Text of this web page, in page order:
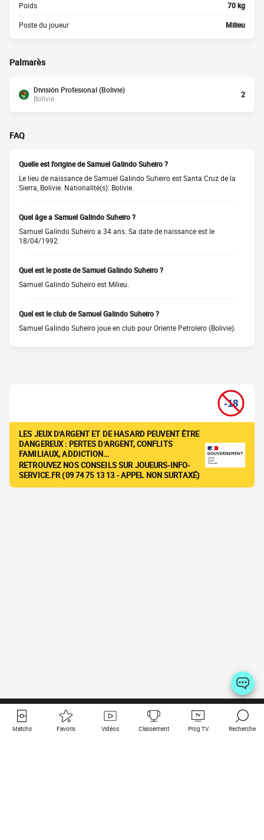
Poids 70 kg
Poste du joueur Milieu
Palmarès
División Profesional (Bolivie)
Bolivie
2
FAQ
Quelle est l'origine de Samuel Galindo Suheiro ?
Le lieu de naissance de Samuel Galindo Suheiro est Santa Cruz de la
Sierra, Bolivie. Nationalité(s): Bolivie.
Quel âge a Samuel Galindo Suheiro ?
Samuel Galindo Suheiro a 34 ans. Sa date de naissance est le
18/04/1992.
Quel est le poste de Samuel Galindo Suheiro ?
Samuel Galindo Suheiro est Milieu.
Quel est le club de Samuel Galindo Suheiro ?
Samuel Galindo Suheiro joue en club pour Oriente Petrolero (Bolivie).
LES JEUX D'ARGENT ET DE HASARD PEUVENT ÊTRE
DANGEREUX : PERTES D'ARGENT, CONFLITS
FAMILIAUX, ADDICTION…
RETROUVEZ NOS CONSEILS SUR JOUEURS-INFO-
SERVICE.FR (09 74 75 13 13 - APPEL NON SURTAXÉ)
Matchs Favoris Vidéos Classement Prog TV Recherche